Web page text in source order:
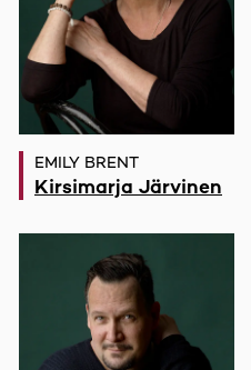
EMILY BRENT
Kirsimarja Järvinen